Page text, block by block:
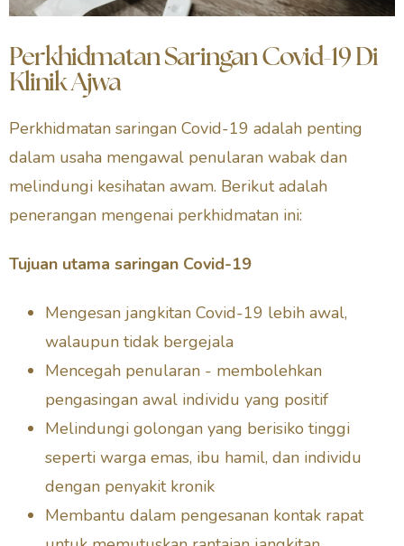
Perkhidmatan Saringan Covid-19 Di
Klinik Ajwa
Perkhidmatan saringan Covid-19 adalah penting
dalam usaha mengawal penularan wabak dan
melindungi kesihatan awam. Berikut adalah
penerangan mengenai perkhidmatan ini:
Tujuan utama saringan Covid-19
Mengesan jangkitan Covid-19 lebih awal,
walaupun tidak bergejala
Mencegah penularan - membolehkan
pengasingan awal individu yang positif
Melindungi golongan yang berisiko tinggi
seperti warga emas, ibu hamil, dan individu
dengan penyakit kronik
Membantu dalam pengesanan kontak rapat